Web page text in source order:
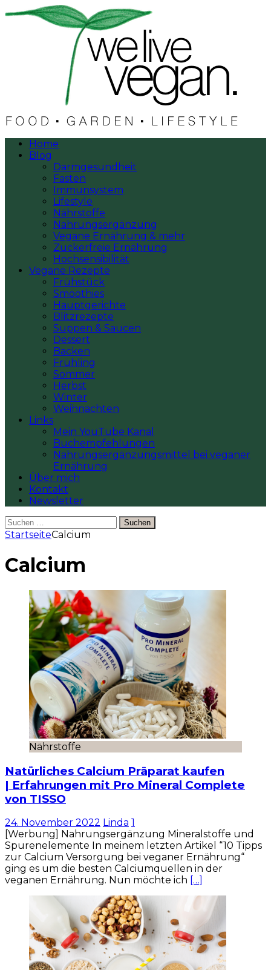
Home
Blog
Darmgesundheit
Fasten
Immunsystem
Lifestyle
Nährstoffe
Nahrungsergänzung
Vegane Ernährung & mehr
Zuckerfreie Ernährung
Hochsensibilität
Vegane Rezepte
Frühstück
Smoothies
Hauptgerichte
Blitzrezepte
Suppen & Saucen
Dessert
Backen
Frühling
Sommer
Herbst
Winter
Weihnachten
Links
Mein YouTube Kanal
Buchempfehlungen
Nahrungsergänzungsmittel bei veganer
Ernährung
Über mich
Kontakt
Newsletter
Suchen
nach:
StartseiteCalcium
Calcium
Nährstoffe
Natürliches Calcium Präparat kaufen
| Erfahrungen mit Pro Mineral Complete
von TISSO
24. November 2022 Linda 1
[Werbung] Nahrungsergänzung Mineralstoffe und
Spurenelemente In meinem letzten Artikel “10 Tipps
zur Calcium Versorgung bei veganer Ernährung“
ging es um die besten Calciumquellen in der
veganen Ernährung. Nun möchte ich […]